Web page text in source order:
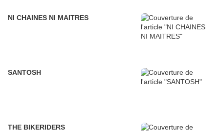
NI CHAINES NI MAITRES
SANTOSH
THE BIKERIDERS